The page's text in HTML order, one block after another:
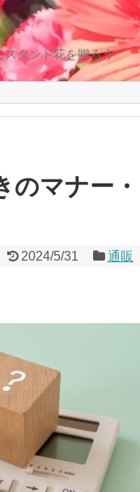
スタンド花を贈ろう
のマナー・
2024/5/31 通販